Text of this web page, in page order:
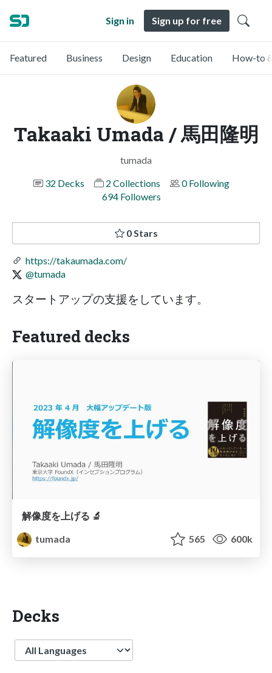
Sign in Sign up for free
Featured Business Design Education How-to
Takaaki Umada / 馬田隆明
tumada
32 Decks
2 Collections
0 Following
694 Followers
0 Stars
https://takaumada.com/
@tumada
スタートアップの支援をしています。
Featured decks
解像度を上げる 🔬
tumada
565 600k
Decks
Language